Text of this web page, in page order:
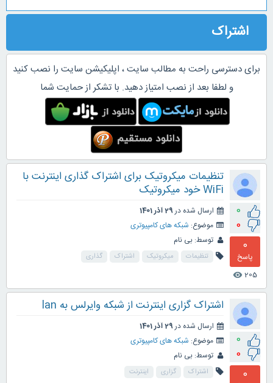
اشتراک
برای دسترسی راحت به مطالب سایت ، اپلیکیشن سایت را نصب کنید
و لطفا بعد از نصب امتیاز دهید. با تشکر از حمایت شما
0
0
0
پاسخ
205
visibility
تنظیمات میکروتیک برای اشتراک گذاری اینترنت با
WiFi خود میکروتیک
ارسال شده در29 آذر 1401
موضوع: شبکه های کامپیوتری
توسط: بی نام
تنظیمات میکروتیک اشتراک گذاری
0
0
0
اشتراک گزاری اینترنت از شبکه وایرلس به lan
ارسال شده در29 آذر 1401
موضوع: شبکه های کامپیوتری
توسط: بی نام
اشتراک گزاری اینترنت